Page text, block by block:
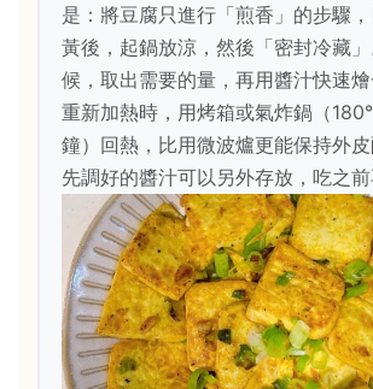
是：將豆腐只進行「煎香」的步驟
黃後，起鍋放涼，然後「密封冷藏
候，取出需要的量，再用醬汁快速燴
重新加熱時，用烤箱或氣炸鍋（
鐘）回熱，比用微波爐更能保持外
先調好的醬汁可以另外存放，吃之前